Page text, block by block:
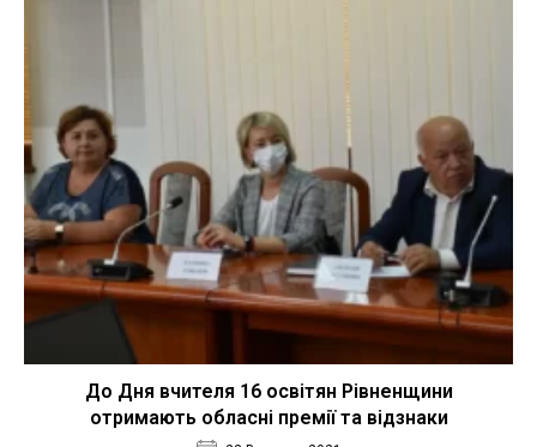
До Дня вчителя 16 освітян Рівненщини
отримають обласні премії та відзнаки